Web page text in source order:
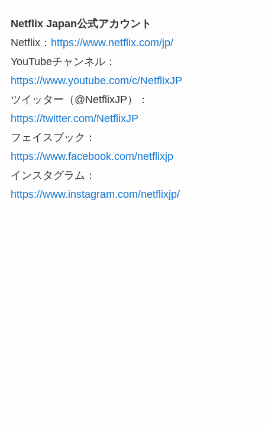
Netflix Japan公式アカウント
Netflix： https://www.netflix.com/jp/
YouTubeチャンネル：
https://www.youtube.com/c/NetflixJP
ツイッター（@NetflixJP）：
https://twitter.com/NetflixJP
フェイスブック：
https://www.facebook.com/netflixjp
インスタグラム：
https://www.instagram.com/netflixjp/